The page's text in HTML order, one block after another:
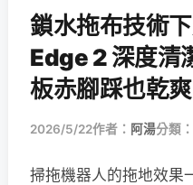
鎖水拖布技術
Edge 2 深度清
板赤腳踩也乾爽
2026/5/22作者： 阿湯分類：
掃拖機器人的拖地效果